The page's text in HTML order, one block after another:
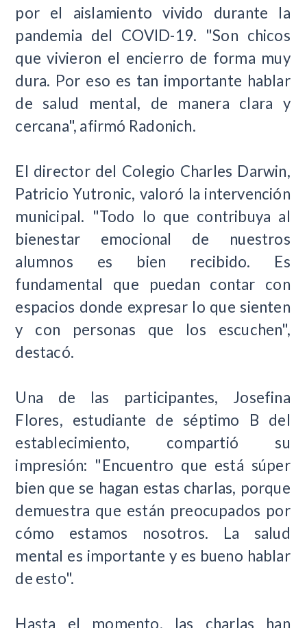
por el aislamiento vivido durante la
pandemia del COVID-19. "Son chicos
que vivieron el encierro de forma muy
dura. Por eso es tan importante hablar
de salud mental, de manera clara y
cercana", afirmó Radonich.
El director del Colegio Charles Darwin,
Patricio Yutronic, valoró la intervención
municipal. "Todo lo que contribuya al
bienestar emocional de nuestros
alumnos es bien recibido. Es
fundamental que puedan contar con
espacios donde expresar lo que sienten
y con personas que los escuchen",
destacó.
Una de las participantes, Josefina
Flores, estudiante de séptimo B del
establecimiento, compartió su
impresión: "Encuentro que está súper
bien que se hagan estas charlas, porque
demuestra que están preocupados por
cómo estamos nosotros. La salud
mental es importante y es bueno hablar
de esto".
Hasta el momento, las charlas han